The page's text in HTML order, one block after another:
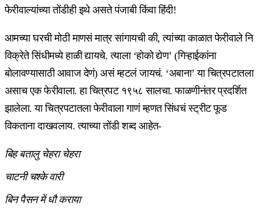
फेरीवाल्यांच्या तोंडीही इथे असते पंजाबी किंवा हिंदी!
आमच्या घरची मोठी माणसं मात्र सांगायची की, त्यांच्या काळात फेरीवाले नि
विक्रेते सिंधीमध्ये हाळी द्यायचे. त्याला ‘होको द्येण’ (गिऱ्हाईकांना
बोलावण्यासाठी आवाज देणं) असं म्हटलं जायचं. ‘अबाना’ या चित्रपटातला
असाच एक फेरीवाला. हा चित्रपट १९५८ सालचा. फाळणीनंतर प्रदर्शित
झालेला. या चित्रपटातला फेरीवाला गाणं म्हणत सिंधचं स्ट्रीट फूड
विकताना दाखवलाय. त्याच्या तोंडी शब्द आहेत-
बिह बतालु चेहरा चेहरा
चाटनी चश्के वारी
बिन पैसन में धौ कराया